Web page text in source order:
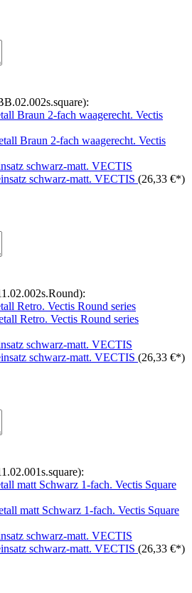
Braun 2-fach waagerecht. Vectis
schwarz-matt. VECTIS (26,33 €*)
Retro. Vectis Round series
schwarz-matt. VECTIS (26,33 €*)
matt Schwarz 1-fach. Vectis Square
schwarz-matt. VECTIS (26,33 €*)